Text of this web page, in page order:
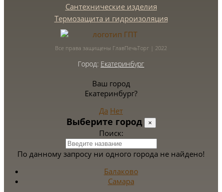
Сантехнические изделия
Термозащита и гидроизоляция
Все права защищены ГлавПечьТорг | 2022
Город: Екатеринбург
Ваш город
Екатеринбург?
Да Нет
Выберите город ×
Поиск:
По данному запросу ни одного города не найдено!
Балаково
Самара